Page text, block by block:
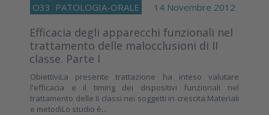
O33 PATOLOGIA-ORALE 14 Novembre 2012
Efficacia degli apparecchi funzionali nel
trattamento delle malocclusioni di II
classe. Parte I
ObiettiviLa presente trattazione ha inteso valutare
l'efficacia e il timing dei dispositivi funzionali nel
trattamento delle II classi nei soggetti in crescita.Materiali
e metodiLo studio è...